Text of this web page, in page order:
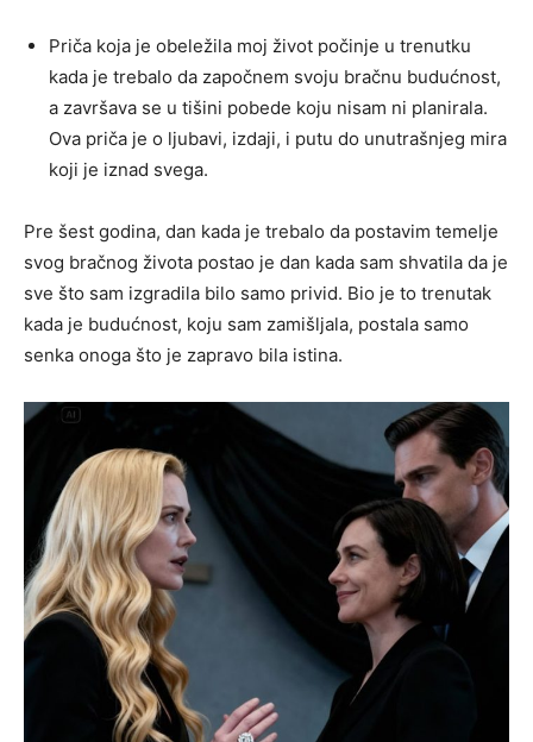
Priča koja je obeležila moj život počinje u trenutku
kada je trebalo da započnem svoju bračnu budućnost,
a završava se u tišini pobede koju nisam ni planirala.
Ova priča je o ljubavi, izdaji, i putu do unutrašnjeg mira
koji je iznad svega.
Pre šest godina, dan kada je trebalo da postavim temelje
svog bračnog života postao je dan kada sam shvatila da je
sve što sam izgradila bilo samo privid. Bio je to trenutak
kada je budućnost, koju sam zamišljala, postala samo
senka onoga što je zapravo bila istina.